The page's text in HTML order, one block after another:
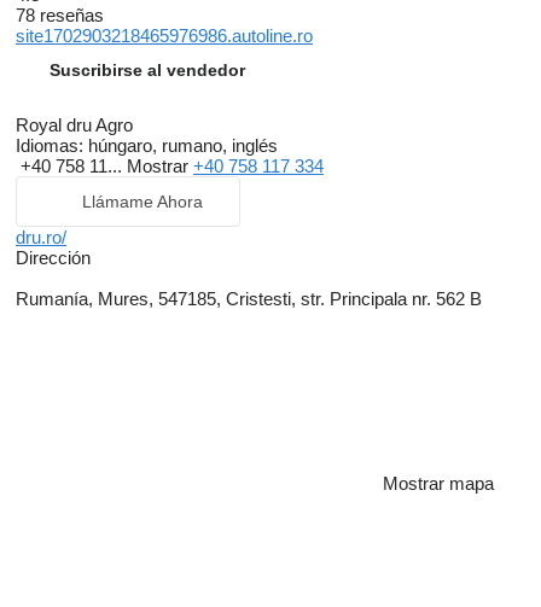
78 reseñas
site1702903218465976986.autoline.ro
Suscribirse al vendedor
Royal dru Agro
Idiomas: húngaro, rumano, inglés
+40 758 11... Mostrar +40 758 117 334
Llámame Ahora
dru.ro/
Dirección
Rumanía, Mures, 547185, Cristesti, str. Principala nr. 562 B
Mostrar mapa